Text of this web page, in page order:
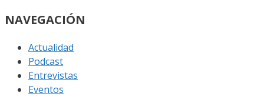
NAVEGACIÓN
Actualidad
Podcast
Entrevistas
Eventos